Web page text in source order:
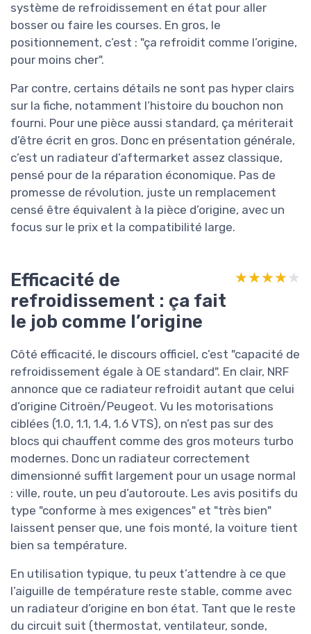
système de refroidissement en état pour aller
bosser ou faire les courses. En gros, le
positionnement, c’est : "ça refroidit comme l’origine,
pour moins cher".
Par contre, certains détails ne sont pas hyper clairs
sur la fiche, notamment l’histoire du bouchon non
fourni. Pour une pièce aussi standard, ça mériterait
d’être écrit en gros. Donc en présentation générale,
c’est un radiateur d’aftermarket assez classique,
pensé pour de la réparation économique. Pas de
promesse de révolution, juste un remplacement
censé être équivalent à la pièce d’origine, avec un
focus sur le prix et la compatibilité large.
Efficacité de
refroidissement : ça fait
le job comme l’origine
★★★★★
★★★★★
Côté efficacité, le discours officiel, c’est "capacité de
refroidissement égale à OE standard". En clair, NRF
annonce que ce radiateur refroidit autant que celui
d’origine Citroën/Peugeot. Vu les motorisations
ciblées (1.0, 1.1, 1.4, 1.6 VTS), on n’est pas sur des
blocs qui chauffent comme des gros moteurs turbo
modernes. Donc un radiateur correctement
dimensionné suffit largement pour un usage normal
: ville, route, un peu d’autoroute. Les avis positifs du
type "conforme à mes exigences" et "très bien"
laissent penser que, une fois monté, la voiture tient
bien sa température.
En utilisation typique, tu peux t’attendre à ce que
l’aiguille de température reste stable, comme avec
un radiateur d’origine en bon état. Tant que le reste
du circuit suit (thermostat, ventilateur, sonde,